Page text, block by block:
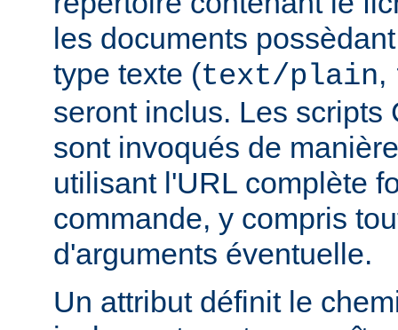
les documents
type texte (text/plain,
seront inclus. Les scripts
sont invoqués de
utilisant l'URL complète
commande, y compris
d'arguments éventuelle.
Un attribut définit le